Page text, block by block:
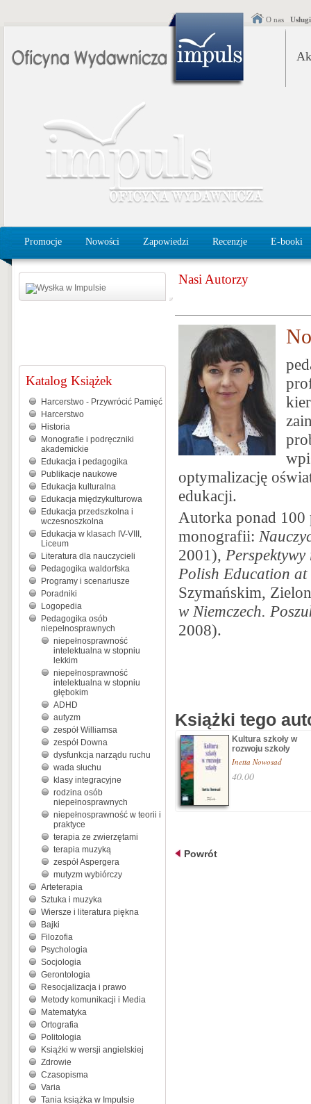
O nas
Promocje Nowości Zapowiedzi Recenzje E-booki
Katalog Książek
Harcerstwo - Przywrócić Pamięć
Harcerstwo
Historia
Monografie i podręczniki
akademickie
Edukacja i pedagogika
Publikacje naukowe
Edukacja kulturalna
Edukacja międzykulturowa
Edukacja przedszkolna i
wczesnoszkolna
Edukacja w klasach IV-VIII,
Liceum
Literatura dla nauczycieli
Pedagogika waldorfska
Programy i scenariusze
Poradniki
Logopedia
Pedagogika osób
niepełnosprawnych
niepełnosprawność
intelektualna w stopniu
lekkim
niepełnosprawność
intelektualna w stopniu
głębokim
ADHD
autyzm
zespół Williamsa
zespół Downa
dysfunkcja narządu ruchu
wada słuchu
klasy integracyjne
rodzina osób
niepełnosprawnych
niepełnosprawność w teorii i
praktyce
terapia ze zwierzętami
terapia muzyką
zespół Aspergera
mutyzm wybiórczy
Arteterapia
Sztuka i muzyka
Wiersze i literatura piękna
Bajki
Filozofia
Psychologia
Socjologia
Gerontologia
Resocjalizacja i prawo
Metody komunikacji i Media
Matematyka
Ortografia
Politologia
Książki w wersji angielskiej
Zdrowie
Czasopisma
Varia
Tania książka w Impulsie
Nasi Autorzy
optymalizację
edukacji.
Autorka ponad
monografii:
2001), Perspektywy
Polish Education at
Szymańskim,
w Niemczech.
2008).
Książki tego
Kultura szkoły w
rozwoju szkoły
Inetta Nowosad
40.00
Powrót